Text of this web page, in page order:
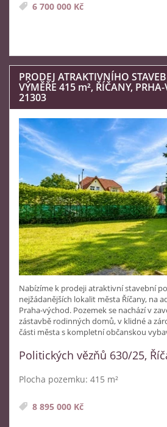
6 700 000 Kč
PRODEJ ATRAKTIVNÍHO
VÝMĚŘE 415 m², ŘÍČANY,
21303
Nabízíme k prodeji atraktivní stavební
nejžádanějších lokalit města Říčany, na
Praha-východ. Pozemek se nachází v
zástavbě rodinných domů, v klidné a
části města s kompletní občanskou
Politických vězňů 630/25,
Plocha pozemku: 415 m²
8 895 000 Kč